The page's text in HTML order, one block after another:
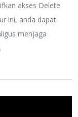
akses Delete
ini, anda dapat
menjaga